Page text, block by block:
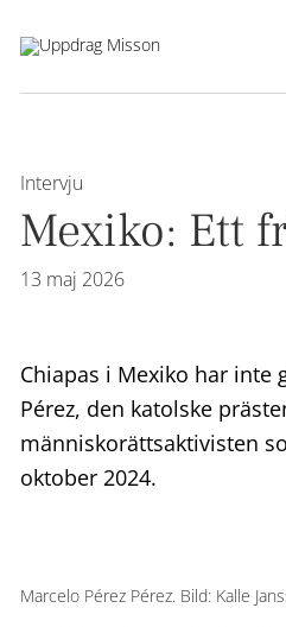
Intervju
Mexiko: Ett
13 maj 2026
Chiapas i Mexiko har inte
Pérez, den katolske
människorättsaktivisten
oktober 2024.
Marcelo Pérez Pérez. Bild: Kalle